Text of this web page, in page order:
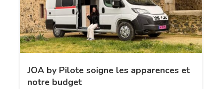
JOA by Pilote soigne les apparences et
notre budget